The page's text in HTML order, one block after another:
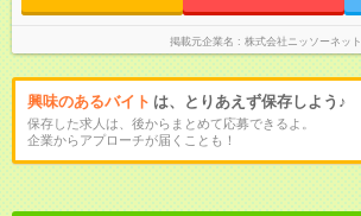
掲載元企業名 株式会社ニッソーネット
興味のあるバイト は、とりあえず保存しよう♪
保存した求人は、後からまとめて応募できるよ。
企業からアプローチが届くことも！